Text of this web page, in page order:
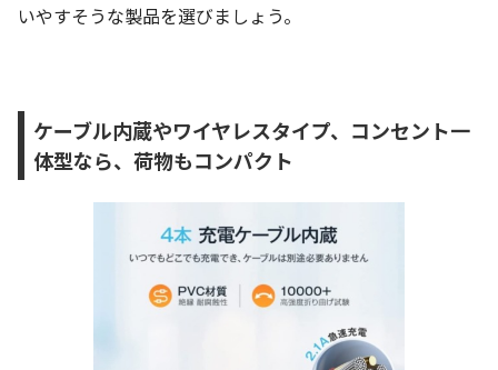
いやすそうな製品を選びましょう。
ケーブル内蔵やワイヤレスタイプ、コンセント一
体型なら、荷物もコンパクト